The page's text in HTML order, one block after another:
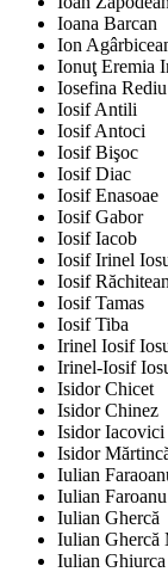
Ioana Barcan
Ion
Ionuţ Eremia
Iosefina Rediu
Iosif Antili
Iosif Antoci
Iosif Bişoc
Iosif Diac
Iosif Enasoae
Iosif Gabor
Iosif Iacob
Iosif Irinel
Iosif
Iosif Tamas
Iosif Tiba
Irinel Iosif
Irinel-Iosif
Isidor Chicet
Isidor Chinez
Isidor Iacovici
Isidor
Iulian
Iulian Faroanu
Iulian Ghercă
Iulian Ghercă
Iulian Ghiurca